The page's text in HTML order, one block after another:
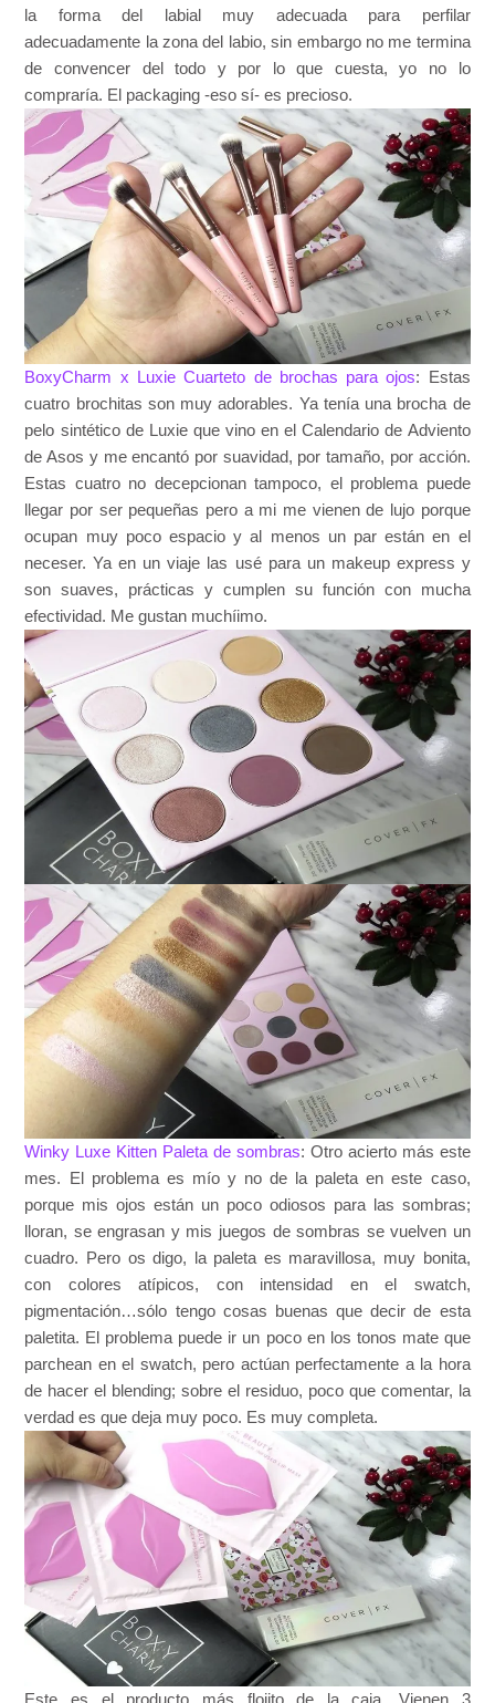
la forma del labial muy adecuada para perfilar
adecuadamente la zona del labio, sin embargo no me termina
de convencer del todo y por lo que cuesta, yo no lo
compraría. El packaging -eso sí- es precioso.
BoxyCharm x Luxie Cuarteto de brochas para ojos: Estas
cuatro brochitas son muy adorables. Ya tenía una brocha de
pelo sintético de Luxie que vino en el Calendario de Adviento
de Asos y me encantó por suavidad, por tamaño, por acción.
Estas cuatro no decepcionan tampoco, el problema puede
llegar por ser pequeñas pero a mi me vienen de lujo porque
ocupan muy poco espacio y al menos un par están en el
neceser. Ya en un viaje las usé para un makeup express y
son suaves, prácticas y cumplen su función con mucha
efectividad. Me gustan muchíimo.
Winky Luxe Kitten Paleta de sombras: Otro acierto más este
mes. El problema es mío y no de la paleta en este caso,
porque mis ojos están un poco odiosos para las sombras;
lloran, se engrasan y mis juegos de sombras se vuelven un
cuadro. Pero os digo, la paleta es maravillosa, muy bonita,
con colores atípicos, con intensidad en el swatch,
pigmentación…sólo tengo cosas buenas que decir de esta
paletita. El problema puede ir un poco en los tonos mate que
parchean en el swatch, pero actúan perfectamente a la hora
de hacer el blending; sobre el residuo, poco que comentar, la
verdad es que deja muy poco. Es muy completa.